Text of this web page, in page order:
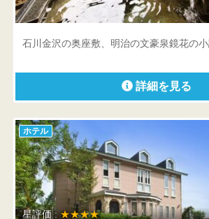
石川県 能美市辰口町3-1
石川金沢の奥座敷、明治の文豪泉鏡花の
詳細を見る
ホテル
星評価 :★★★★